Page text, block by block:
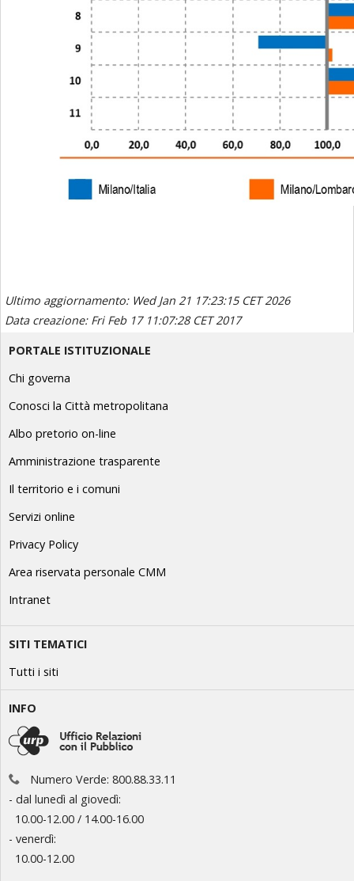
Ultimo aggiornamento: Wed Jan 21 17:23:15 CET 2026
Data creazione: Fri Feb 17 11:07:28 CET 2017
PORTALE ISTITUZIONALE
Chi governa
Conosci la Città metropolitana
Albo pretorio on-line
Amministrazione trasparente
Il territorio e i comuni
Servizi online
Privacy Policy
Area riservata personale CMM
Intranet
SITI TEMATICI
Tutti i siti
INFO
Numero Verde: 800.88.33.11
- dal lunedì al giovedì:
10.00-12.00 / 14.00-16.00
- venerdì:
10.00-12.00